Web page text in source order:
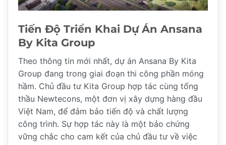
Tiến Độ Triển Khai Dự Án Ansana
By Kita Group
Theo thông tin mới nhất, dự án Ansana By Kita
Group đang trong giai đoạn thi công phần móng
hầm. Chủ đầu tư Kita Group hợp tác cùng tổng
thầu Newtecons, một đơn vị xây dựng hàng đầu
Việt Nam, để đảm bảo tiến độ và chất lượng
công trình. Sự hợp tác này là một bảo chứng
vững chắc cho cam kết của chủ đầu tư về việc